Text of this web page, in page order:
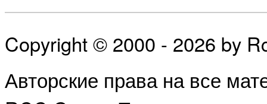
Copyright © 2000 - 2026 by
Авторские права на все